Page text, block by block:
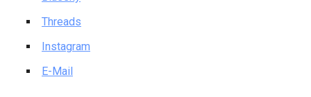
Threads
Instagram
E-Mail